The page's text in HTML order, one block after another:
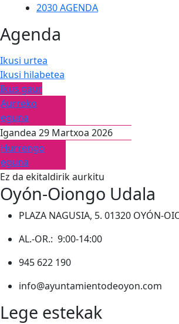
2030 AGENDA
Agenda
Ikusi urtea
Ikusi hilabetea
Ikus gaur
Aurreko
eguna
Igandea 29 Martxoa 2026
Hurrengo
eguna
Ez da ekitaldirik aurkitu
Oyón-Oiongo Udala
PLAZA NAGUSIA, 5. 01320 OYÓN-
AL.-OR.: 9:00-14:00
945 622 190
info@ayuntamientodeoyon.com
Lege estekak